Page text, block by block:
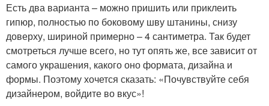
Есть два варианта – можно пришить или приклеить
гипюр, полностью по боковому шву штанины, снизу
доверху, шириной примерно – 4 сантиметра. Так будет
смотреться лучше всего, но тут опять же, все зависит от
самого украшения, какого оно формата, дизайна и
формы. Поэтому хочется сказать: «Почувствуйте себя
дизайнером, войдите во вкус»!